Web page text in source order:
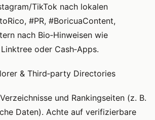
TikTok nach lokalen
#PR, #BoricuaContent,
nach Bio‑Hinweisen wie
Linktree oder Cash‑Apps.
& Third‑party Directories
und Rankingseiten (z. B.
Daten). Achte auf verifizierbare